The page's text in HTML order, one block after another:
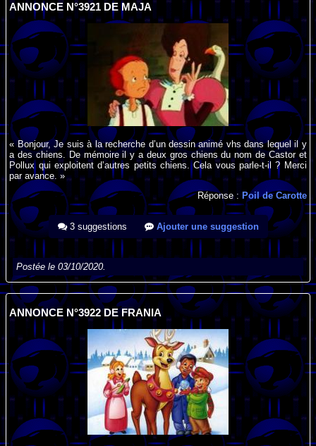
ANNONCE N°3921 DE MAJA
« Bonjour, Je suis à la recherche d’un dessin animé vhs dans lequel il y
a des chiens. De mémoire il y a deux gros chiens du nom de Castor et
Pollux qui exploitent d’autres petits chiens. Cela vous parle-t-il ? Merci
par avance. »
Réponse : Poil de Carotte
3 suggestions Ajouter une suggestion
Postée le 03/10/2020.
ANNONCE N°3922 DE FRANIA